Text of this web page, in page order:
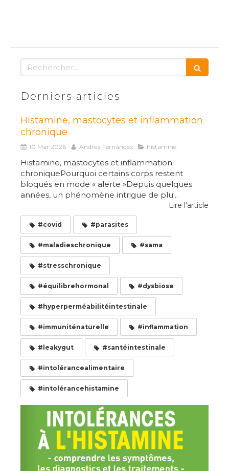
Rechercher
Derniers articles
Histamine, mastocytes et inflammation
chronique
10 Mar 2026 Andréa Fernández histamine
Histamine, mastocytes et inflammation
chroniquePourquoi certains corps restent
bloqués en mode « alerte »Depuis quelques
années, un phénomène intrigue de plu...
Lire l'article
#covid #parasites
#maladieschronique #sama
#stresschronique
#équilibrehormonal #dysbiose
#hyperperméabilitéintestinale
#immuniténaturelle #inflammation
#leakygut #santéintestinale
#intolérancealimentaire
#intolérancehistamine